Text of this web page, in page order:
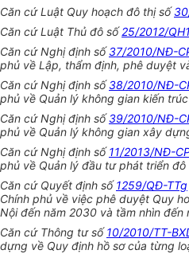
Căn cứ Luật Quy hoạch đô thị số
Căn cứ Luật Thủ đô số25/2012/
Căn cứ Nghị định số37/2010/NĐ-
phủ về Lập, thẩm định, phê duyệt
Căn cứ Nghị định số38/2010/NĐ-
phủ về Quản lý không gian kiến
Căn cứ Nghị định số39/2010/NĐ-
phủ về Quản lý không gian xây
Căn cứ Nghị định số11/2013/NĐ-
phủ về Quản lý đầu tư phát triển đô
Căn cứ Quyết định số1259/QĐ-TTg
Chính phủ về việc phê duyệt Quy
Nội đến năm 2030 và tầm nhìn đến
Căn cứ Thông tư số10/2010/TT-
dựng về Quy định hồ sơ của từng